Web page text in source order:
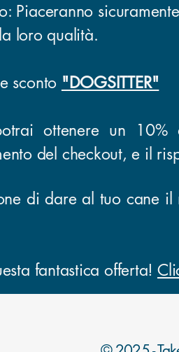
Piaceranno
loro qualità.
sconto "DOGSITTER"
ottenere un
del checkout, e il
di dare al tuo cane
fantastica offerta!